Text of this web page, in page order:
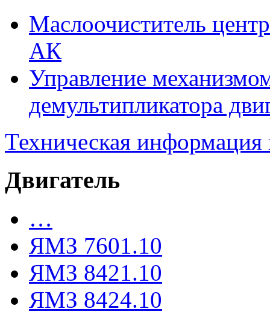
Маслоочиститель
АК
Управление
демультипликатора
Техническая
Двигатель
…
ЯМЗ 7601.10
ЯМЗ 8421.10
ЯМЗ 8424.10